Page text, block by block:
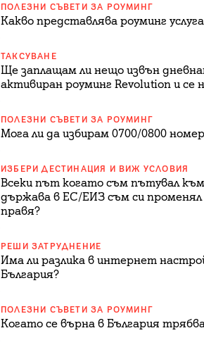
ПОЛЕЗНИ СЪВЕТИ ЗА РОУМИНГ
Какво представлява роуминг
ТАКСУВАНЕ
Ще заплащам ли нещо извън
активиран роуминг Revolution и се
ПОЛЕЗНИ СЪВЕТИ ЗА РОУМИНГ
Мога ли да избирам 0700/0800
ИЗБЕРИ ДЕСТИНАЦИЯ И ВИЖ УСЛОВИЯ
Всеки път когато съм пътувал
държава в ЕС/ЕИЗ съм си променял
правя?
РЕШИ ЗАТРУДНЕНИЕ
Има ли разлика в интернет
България?
ПОЛЕЗНИ СЪВЕТИ ЗА РОУМИНГ
Когато се върна в България